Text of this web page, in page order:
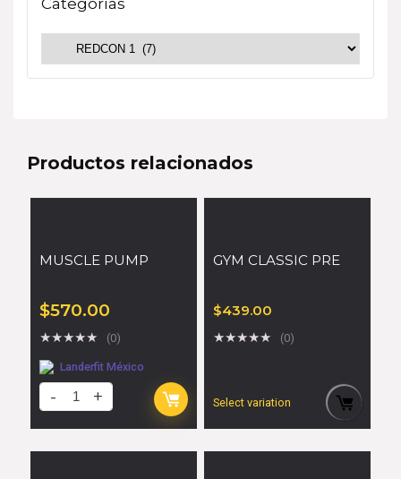
Productos relacionados
MUSCLE PUMP
$570.00
★★★★★ (0)
Landerfit México
GYM CLASSIC PRE
$439.00
★★★★★ (0)
Select variation